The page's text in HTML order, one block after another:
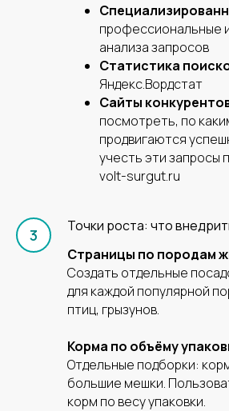
профессиональные
анализа запросов
Статистика
Яндекс.Вордстат
Сайты
посмотреть, по
продвигаются
учесть эти запросы
volt-surgut.ru
Точки роста: что
Страницы по породам
Создать отдельные
для каждой популярной
птиц, грызунов.
Корма по объёму
Отдельные подборки:
большие мешки.
корм по весу упаковки.
Свяжитесь с нами и
вопросы
+7 (495) 152-02-25
sales@vetbranding.ru